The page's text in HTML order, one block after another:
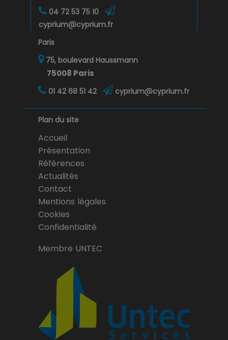
04 72 53 75 10
cyprium@cyprium.fr
Paris
75, boulevard Haussmann
75008 Paris
01 42 68 51 42 cyprium@cyprium.fr
Plan du site
Accueil
Présentation
Références
Actualités
Contact
Mentions légales
Cookies
Confidentialité
Membre UNTEC